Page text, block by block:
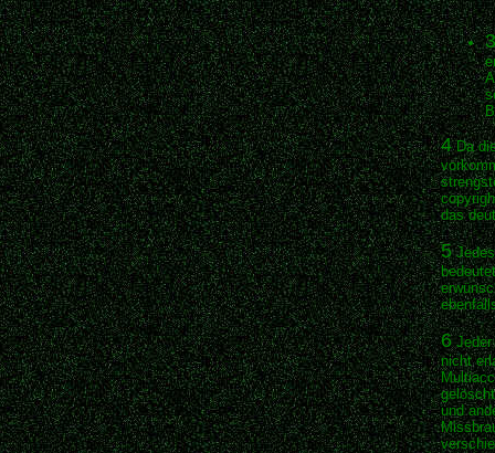
4Da
das
5Jedes
6
nicht
und